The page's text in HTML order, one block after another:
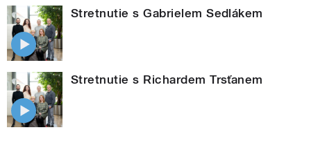
Stretnutie s Gabrielem Sedlákem
Stretnutie s Richardem Trsťanem